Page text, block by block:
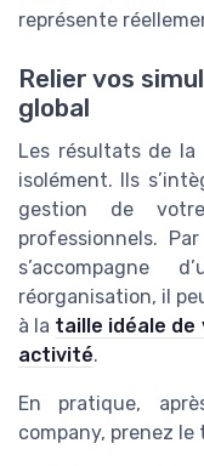
représente
Relier vos
global
Les résultats de
isolément. Ils
gestion de
professionnels.
s’accompagne
réorganisation, il
à la taille idéale de
activité.
En pratique,
company, prenez le